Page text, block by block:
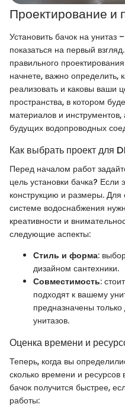
Проектирование и
Установить бачок на унитаз
показаться на первый
правильного
начнете, важно определить,
реализовать и каковы ваши
пространства, в котором
материалов и
будущих водопроводных
Как выбрать проект для
Перед началом работ
цель установки бачка? Если
конструкцию и размеры. Для
системе водоснабжения
креативности и
следующие аспекты:
Стиль и форма:
дизайном сантехники.
Совместимость:
подходят к вашему
предназначены
унитазов.
Оценка времени и
Теперь, когда вы
сколько времени и ресурсов
бачок получится быстрее,
работы: